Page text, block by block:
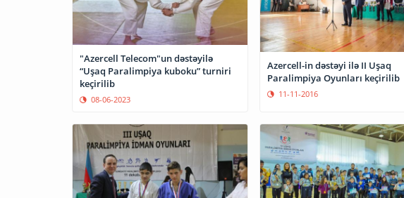
"Azercell Telecom"un dəstəyilə
“Uşaq Paralimpiya kuboku” turniri
keçirilib
08-06-2023
Azercell-in dəstəyi ilə II Uşaq
Paralimpiya Oyunları keçirilib
11-11-2016